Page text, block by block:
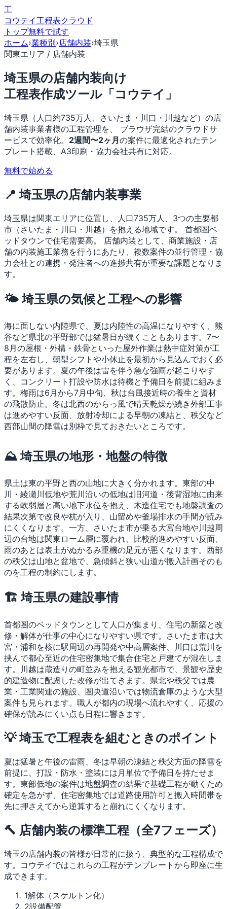
工
コウテイ工程表クラウド
トップ無料で試す
ホーム›業種別›店舗内装›埼玉県
関東エリア / 店舗内装
埼玉県の店舗内装向け
工程表作成ツール「コウテイ」
埼玉県（人口約735万人、さいたま・川口・川越など）の店
舗内装事業者様の工程管理を、 ブラウザ完結のクラウドサ
ービスで効率化。 2週間〜2ヶ月の案件に最適化されたテン
プレート搭載、A3印刷・協力会社共有に対応。
無料で始める
📍 埼玉県の店舗内装事業
埼玉県は関東エリアに位置し、人口735万人、3つの主要都
市（さいたま・川口・川越）を抱える地域です。 首都圏ベ
ッドタウンで住宅需要高。
店舗内装として、商業施設・店
舗の内装施工業務を行うにあたり、複数案件の並行管理・協
力会社との連携・発注者への進捗共有が重要な課題となりま
す。
🌤 埼玉県の気候と工程への影響
海に面しない内陸県で、夏は内陸性の高温になりやすく、熊
谷など県北の平野部では猛暑日が続くこともあります。7〜
8月の屋根・外構・鉄骨といった屋外作業は熱中症対策が工
程を左右し、朝型シフトや小休止を最初から見込んでおく必
要があります。夏の午後は雷を伴う急な強雨が起こりやす
く、コンクリート打設や防水は待機と予備日を前提に組みま
す。梅雨は6月から7月中旬、秋は台風接近時の養生と資材
の飛散防止。冬は北西のからっ風で晴天乾燥が続き外部工事
は進めやすい反面、放射冷却による早朝の凍結と、秩父など
西部山間の降雪は別枠で見ておきたいところです。
⛰ 埼玉県の地形・地盤の特徴
県土は東の平野と西の山地に大きく分かれます。東部の中
川・綾瀬川低地や荒川沿いの低地は旧河道・後背湿地に由来
する軟弱層と高い地下水位を抱え、木造住宅でも地盤調査の
結果次第で改良や杭が入り、山留めや釜場排水の手間が読み
にくくなります。一方、さいたま市が乗る大宮台地や川越周
辺の台地は関東ローム層に覆われ、比較的進めやすい反面、
雨のあとは表土がぬかるみ重機の足元が悪くなります。西部
の秩父は山地と盆地で、急傾斜と狭い山道が搬入計画そのも
のを工程の制約にします。
🏗 埼玉県の建設事情
首都圏のベッドタウンとして人口が集まり、住宅の新築と改
修・解体が仕事の中心になりやすい県です。さいたま市は大
宮・浦和を核に駅周辺の再開発や中高層案件、川口は荒川を
挟んで都心至近の住宅密集地で集合住宅と戸建てが混在しま
す。川越は蔵造りの町並みを抱える観光都市で、景観や歴史
的建造物に配慮した改修が出てきます。県北や秩父では農
業・工業関連の施設、圏央道沿いでは物流倉庫のような大型
案件も見られます。職人が都内の現場へ流れやすく、応援の
確保が読みにくい点も日程に響きます。
💡 埼玉で工程表を組むときのポイント
夏は猛暑と午後の雷雨、冬は早朝の凍結と秩父方面の降雪を
前提に、打設・防水・塗装には月単位で予備日を持たせま
す。東部低地の案件は地盤調査の結果で基礎工程が動くため
確定を急がず、住宅密集地では道路使用許可と搬入時間帯を
先に押さえてから逆算すると崩れにくくなります。
🔨 店舗内装の標準工程（全7フェーズ）
埼玉の店舗内装の皆様が日常的に扱う、典型的な工程構成で
す。コウテイではこれらの工程がテンプレートから即座に生
成できます。
1解体（スケルトン化）
2設備配管